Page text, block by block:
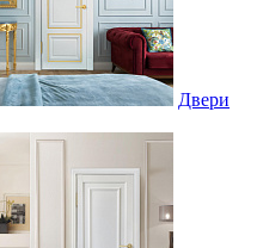
Двери